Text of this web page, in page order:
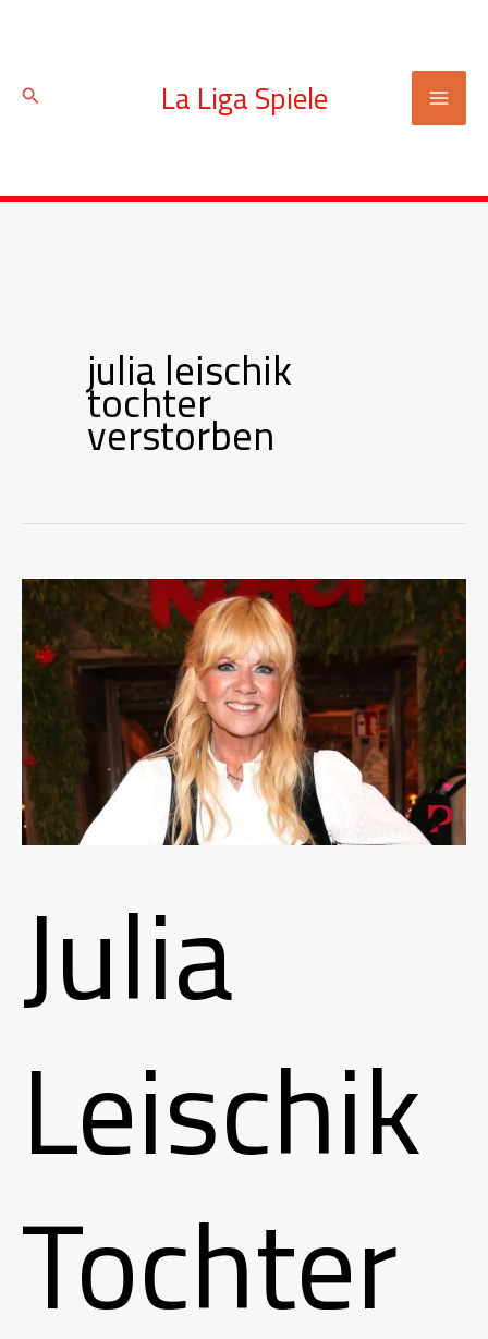
springen
Suchen La Liga Spiele
julia leischik
tochter
verstorben
Julia
Leischik
Tochter